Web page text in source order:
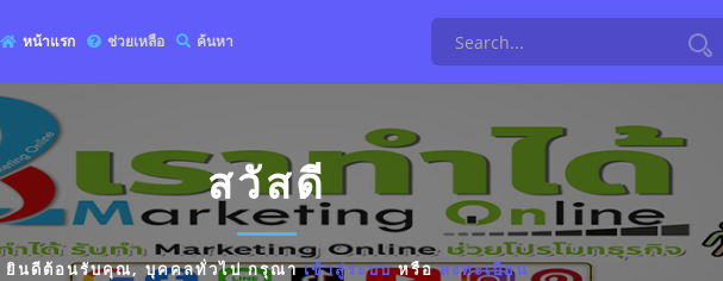
หน้าแรก ช่วยเหลือ ค้นหา
สวัสดี
ยินดีต้อนรับคุณ,บุคคลทั่วไปกรุณาเข้าสู่ระบบหรือลงทะเบียน